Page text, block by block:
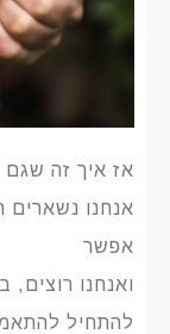
אז איך זה
אנחנו נשארים
אפשר
ואנחנו
להתחיל